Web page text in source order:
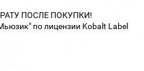
ПОСЛЕ ПОКУПКИ!
по лицензии Kobalt Label